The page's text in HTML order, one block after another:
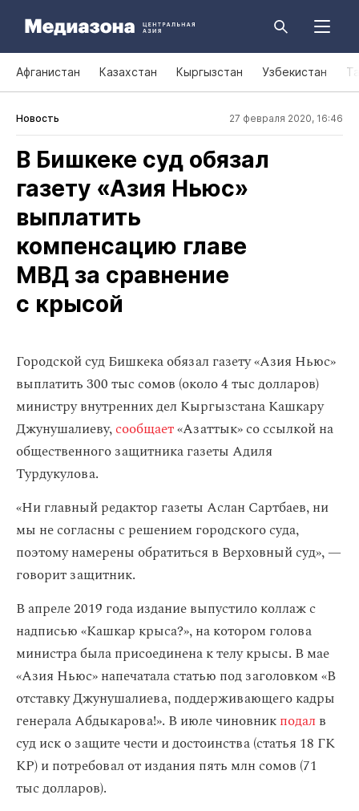
Афганистан Казахстан Кыргызстан Узбекистан
Новость 27 февраля 2020, 16:46
В Бишкеке суд обязал
газету «Азия Ньюс»
выплатить
компенсацию главе
МВД за сравнение
с крысой
​Городской суд Бишкека обязал газету «Азия Ньюс»
выплатить 300 тыс сомов (около 4 тыс долларов)
министру внутренних дел Кыргызстана Кашкару
Джунушалиеву,сообщает«Азаттык» со ссылкой на
общественного защитника газеты Адиля
Турдукулова.
«Ни главный редактор газеты Аслан Сартбаев, ни
мы не согласны с решением городского суда,
поэтому намерены обратиться в Верховный суд», —
говорит защитник.
В апреле 2019 года издание выпустило коллаж с
надписью «Кашкар крыса?», на котором голова
министра была присоединена к телу крысы. В мае
«Азия Ньюс» напечатала статью под заголовком «В
отставку Джунушалиева, поддерживающего кадры
генерала Абдыкарова!». В июле чиновникподал в
суд иск о защите чести и достоинства (статья 18 ГК
КР) и потребовал от издания пять млн сомов (71
тыс долларов).